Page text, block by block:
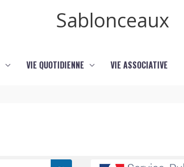
Sablonceaux
VIE QUOTIDIENNE VIE ASSOCIATIVE